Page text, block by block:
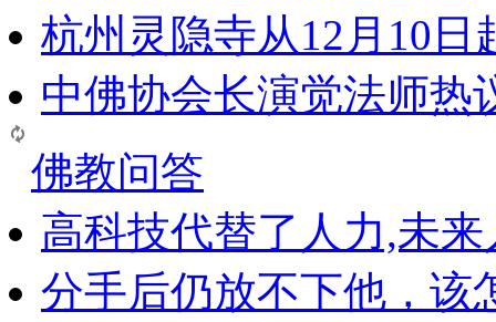
杭州灵隐寺从12月10日
中佛协会长演觉法师热
佛教问答
高科技代替了人力,未
分手后仍放不下他，该